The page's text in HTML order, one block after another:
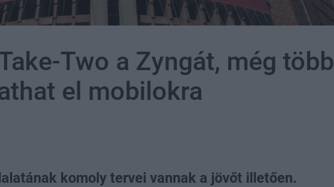
Two a Zyngát, még több
el mobilokra
komoly tervei vannak a jövőt illetően.